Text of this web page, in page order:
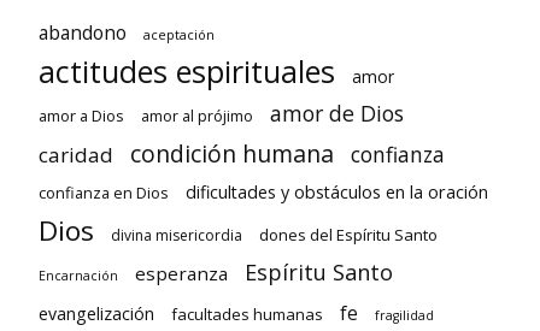
abandono aceptación
actitudes espirituales amor
amor a Dios amor al prójimo amor de Dios
caridad condición humana confianza
confianza en Dios dificultades y obstáculos en la oración
Dios divina misericordia dones del Espíritu Santo
Encarnación esperanza Espíritu Santo
evangelización facultades humanas fe fragilidad